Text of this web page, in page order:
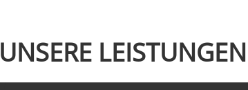
UNSERE LEISTUNGEN